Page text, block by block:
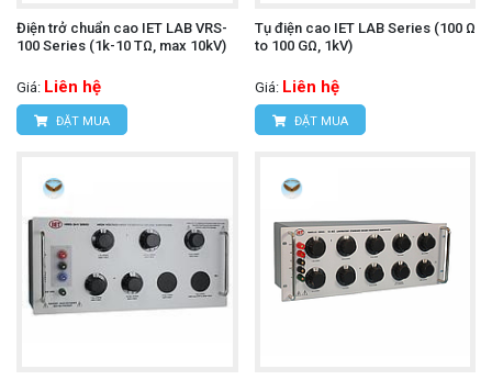
Điện trở chuẩn cao IET LAB VRS-
100 Series (1k-10 TΩ, max 10kV)
Giá: Liên hệ
ĐẶT MUA
Tụ điện cao IET LAB Series (100 Ω
to 100 GΩ, 1kV)
Giá: Liên hệ
ĐẶT MUA